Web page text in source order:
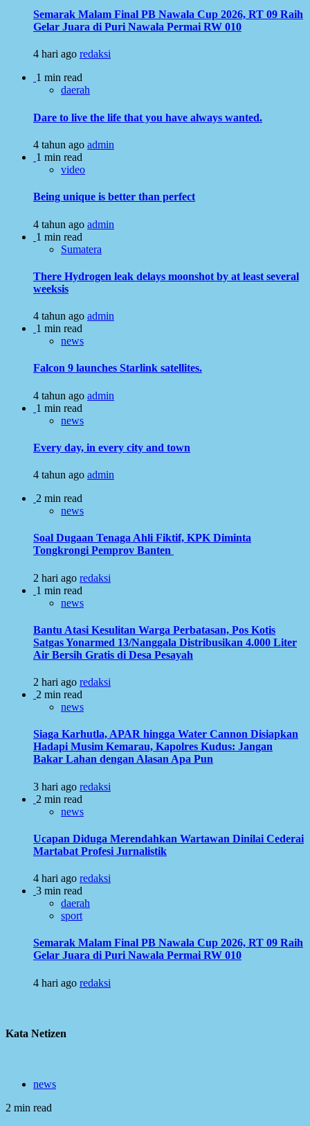
Semarak Malam Final PB Nawala Cup 2026, RT 09 Raih
Gelar Juara di Puri Nawala Permai RW 010
4 hari ago redaksi
1 min read
daerah
Dare to live the life that you have always wanted.
4 tahun ago admin
1 min read
video
Being unique is better than perfect
4 tahun ago admin
1 min read
Sumatera
There Hydrogen leak delays moonshot by at least several
weeksis
4 tahun ago admin
1 min read
news
Falcon 9 launches Starlink satellites.
4 tahun ago admin
1 min read
news
Every day, in every city and town
4 tahun ago admin
2 min read
news
Soal Dugaan Tenaga Ahli Fiktif, KPK Diminta
Tongkrongi Pemprov Banten
2 hari ago redaksi
1 min read
news
Bantu Atasi Kesulitan Warga Perbatasan, Pos Kotis
Satgas Yonarmed 13/Nanggala Distribusikan 4.000 Liter
Air Bersih Gratis di Desa Pesayah
2 hari ago redaksi
2 min read
news
Siaga Karhutla, APAR hingga Water Cannon Disiapkan
Hadapi Musim Kemarau, Kapolres Kudus: Jangan
Bakar Lahan dengan Alasan Apa Pun
3 hari ago redaksi
2 min read
news
Ucapan Diduga Merendahkan Wartawan Dinilai Cederai
Martabat Profesi Jurnalistik
4 hari ago redaksi
3 min read
daerah
sport
Semarak Malam Final PB Nawala Cup 2026, RT 09 Raih
Gelar Juara di Puri Nawala Permai RW 010
4 hari ago redaksi
Kata Netizen
news
2 min read